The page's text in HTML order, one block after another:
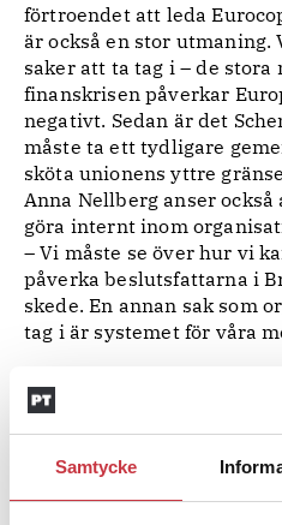
Samtycke
förtroendet att leda
är också en stor utmaning.
saker att ta tag i – de stora
finanskrisen påverkar
negativt. Sedan är det
måste ta ett tydligare
sköta unionens yttre
Anna Nellberg anser
göra internt inom
– Vi måste se över hur vi
påverka beslutsfattarna i
skede. En annan sak som
tag i är systemet för våra
Polisförbundets ordförande
plats och gratulerade Anna
ordförandeposten.
– Jag känner mig stolt